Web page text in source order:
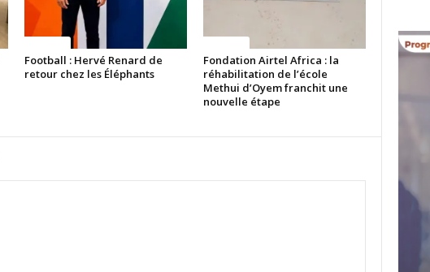
Football : Hervé Renard de
retour chez les Éléphants
Fondation Airtel Africa : la
réhabilitation de l’école
Methui d’Oyem franchit une
nouvelle étape